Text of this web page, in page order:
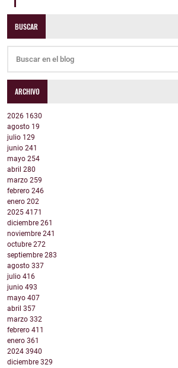
BUSCAR
ARCHIVO
2026 1630
agosto 19
julio 129
junio 241
mayo 254
abril 280
marzo 259
febrero 246
enero 202
2025 4171
diciembre 261
noviembre 241
octubre 272
septiembre 283
agosto 337
julio 416
junio 493
mayo 407
abril 357
marzo 332
febrero 411
enero 361
2024 3940
diciembre 329